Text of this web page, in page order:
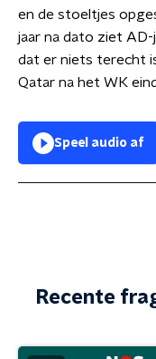
en de stoeltjes
jaar na dato ziet
dat er niets terecht
Qatar na het WK
Speel audio af
Recente